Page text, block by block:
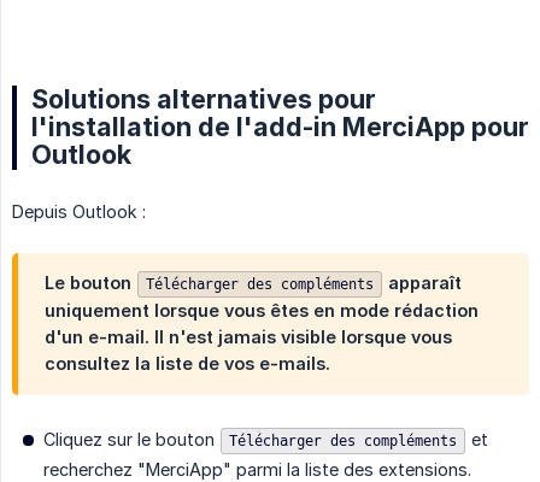
Solutions alternatives pour
l'installation de l'add-in MerciApp pour
Outlook
Depuis Outlook :
Le bouton Télécharger des compléments
apparaît
uniquement lorsque vous êtes en mode rédaction
d'un e-mail. Il n'est jamais visible lorsque vous
consultez la liste de vos e-mails.
Cliquez sur le bouton Télécharger des compléments
et
recherchez "MerciApp" parmi la liste des extensions.